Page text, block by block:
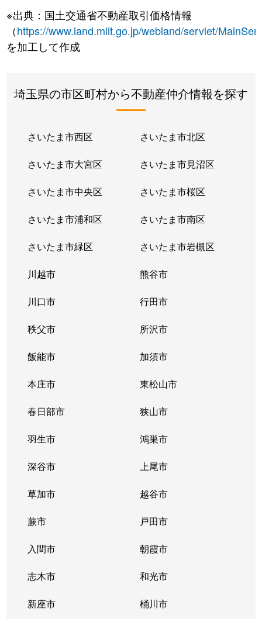
※出典：国土交通省不動産取引価格情報
（https://www.land.mlit.go.jp/webland/servlet/
を加工して作成
埼玉県の市区町村から不動産仲介情報を探す
さいたま市西区 さいたま市北区
さいたま市大宮区 さいたま市見沼区
さいたま市中央区 さいたま市桜区
さいたま市浦和区 さいたま市南区
さいたま市緑区 さいたま市岩槻区
川越市 熊谷市
川口市 行田市
秩父市 所沢市
飯能市 加須市
本庄市 東松山市
春日部市 狭山市
羽生市 鴻巣市
深谷市 上尾市
草加市 越谷市
蕨市 戸田市
入間市 朝霞市
志木市 和光市
新座市 桶川市